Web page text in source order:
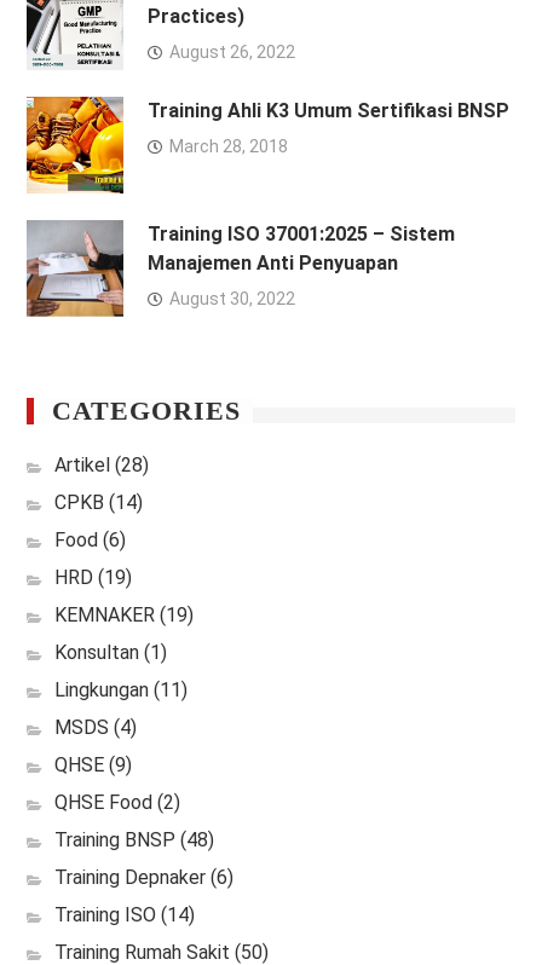
Practices)
August 26, 2022
Training Ahli K3 Umum Sertifikasi BNSP
March 28, 2018
Training ISO 37001:2025 – Sistem
Manajemen Anti Penyuapan
August 30, 2022
CATEGORIES
Artikel(28)
CPKB (14)
Food(6)
HRD (19)
KEMNAKER(19)
Konsultan(1)
Lingkungan(11)
MSDS (4)
QHSE(9)
QHSE Food(2)
Training BNSP (48)
Training Depnaker(6)
Training ISO(14)
Training Rumah Sakit (50)